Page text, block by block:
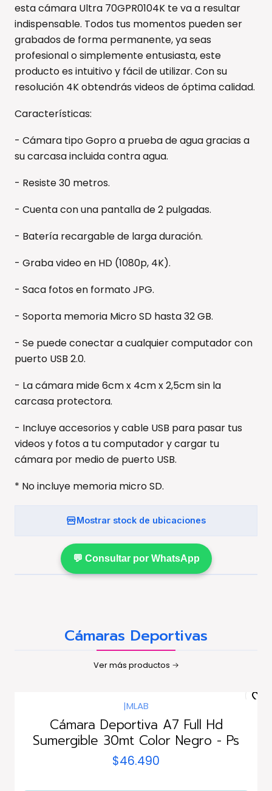
esta cámara Ultra 70GPR0104K te va a resultar
indispensable. Todos tus momentos pueden ser
grabados de forma permanente, ya seas
profesional o simplemente entusiasta, este
producto es intuitivo y fácil de utilizar. Con su
resolución 4K obtendrás videos de óptima calidad.
Características:
- Cámara tipo Gopro a prueba de agua gracias a
su carcasa incluida contra agua.
- Resiste 30 metros.
- Cuenta con una pantalla de 2 pulgadas.
- Batería recargable de larga duración.
- Graba video en HD (1080p, 4K).
- Saca fotos en formato JPG.
- Soporta memoria Micro SD hasta 32 GB.
- Se puede conectar a cualquier computador con
puerto USB 2.0.
- La cámara mide 6cm x 4cm x 2,5cm sin la
carcasa protectora.
- Incluye accesorios y cable USB para pasar tus
videos y fotos a tu computador y cargar tu
cámara por medio de puerto USB.
* No incluye memoria micro SD.
Mostrar stock de ubicaciones
💬 Consultar por WhatsApp
Cámaras Deportivas
Ver más productos
|MLAB
Cámara Deportiva A7 Full Hd
Sumergible 30mt Color Negro - Ps
$46.490